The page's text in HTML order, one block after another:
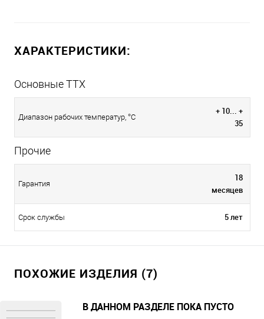
ХАРАКТЕРИСТИКИ:
Основные ТТХ
Диапазон рабочих температур, °С
+ 10... +
35
Прочие
Гарантия
18
месяцев
Срок службы 5 лет
ПОХОЖИЕ ИЗДЕЛИЯ (7)
В ДАННОМ РАЗДЕЛЕ ПОКА ПУСТО